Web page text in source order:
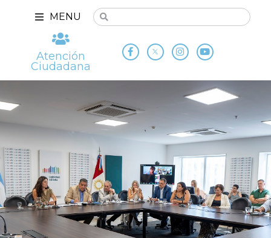
MENU
Atención
Ciudadana